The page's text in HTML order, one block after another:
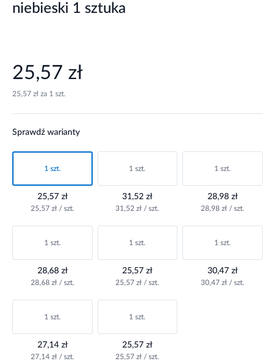
niebieski 1 sztuka
25,57 zł
25,57 zł za 1 szt.
Sprawdź warianty
1 szt.
25,57 zł
25,57 zł / szt.
1 szt.
31,52 zł
31,52 zł / szt.
1 szt.
28,98 zł
28,98 zł / szt.
1 szt.
28,68 zł
28,68 zł / szt.
1 szt.
25,57 zł
25,57 zł / szt.
1 szt.
30,47 zł
30,47 zł / szt.
1 szt.
27,14 zł
27,14 zł / szt.
1 szt.
25,57 zł
25,57 zł / szt.